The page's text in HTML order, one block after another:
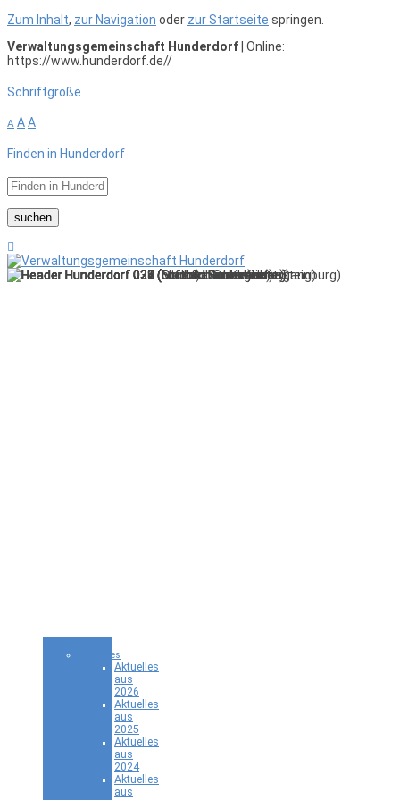
Zum Inhalt, zur Navigation oder zur Startseite springen.
Verwaltungsgemeinschaft Hunderdorf | Online:
https://www.hunderdorf.de//
Schriftgröße
A AA
Finden in Hunderdorf
suchen
Aktuelles
Aktuelles
aus
2026
Aktuelles
aus
2025
Aktuelles
aus
2024
Aktuelles
aus